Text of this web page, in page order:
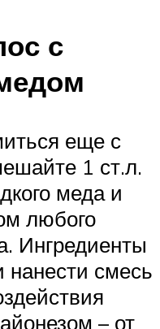
с
еще с
1 ст.л.
меда и
любого
Ингредиенты
смесь
– от